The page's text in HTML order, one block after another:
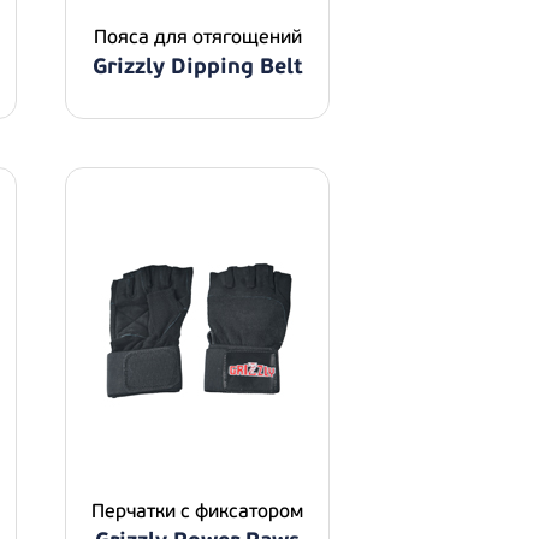
Пояса для отягощений
Grizzly Dipping Belt
Перчатки с фиксатором